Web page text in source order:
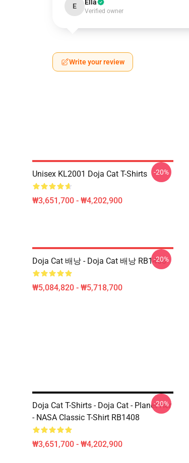
E Ella
Verified owner
Write your review
Unisex KL2001 Doja Cat T-Shirts
₩3,651,700 - ₩4,202,900
-20%
Doja Cat 배낭 - Doja Cat 배낭 RB1408
₩5,084,820 - ₩5,718,700
-20%
Doja Cat T-Shirts - Doja Cat - Planet Her
- NASA Classic T-Shirt RB1408
₩3,651,700 - ₩4,202,900
-20%